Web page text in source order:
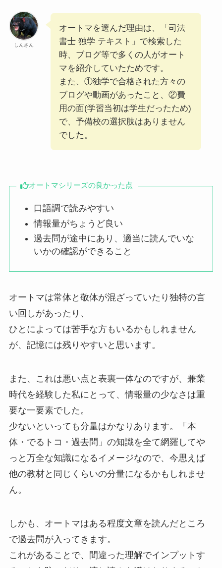
しんさん
オートマを選んだ理由は、「司法
書士 独学 テキスト」で検索した
時、ブログ等で多くの人がオート
マを紹介していたためです。
また、①独学で合格された方々の
ブログや動画があったこと、②費
用の面(学習当初は学生だったため)
で、予備校の選択肢はありません
でした。
オートマシリーズの良かった点
⼝語調で読みやすい
情報量がちょうど良い
過去問が途中にあり、適当に読んでいな
いかの確認ができること
オートマは常体と敬体が混ざっていたり独特の⾔
い回しがあったり、
ひとによっては苦⼿な⽅もいるかもしれません
が、記憶には残りやすいと思います。
また、これは悪い点と表裏⼀体なのですが、兼業
時代を経験した私にとって、情報量の少なさは重
要な⼀要素でした。
少ないといっても分量はかなりあります。「本
体・でるトコ・過去問」の知識を全て網羅してや
っと万全な知識になるイメージなので、今思えば
他の教材と同じくらいの分量になるかもしれませ
ん。
しかも、オートマはある程度⽂章を読んだところ
で過去問が⼊ってきます。
これがあることで、間違った理解でインプットす